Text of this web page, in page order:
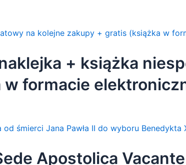
+ książka
formacie
Apostolica